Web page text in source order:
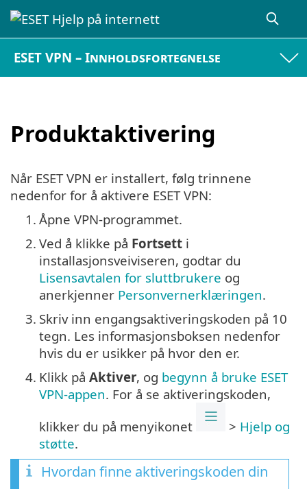
ESET VPN – Innholdsfortegnelse
Produktaktivering
Når ESET VPN er installert, følg trinnene
nedenfor for å aktivere ESET VPN:
1. Åpne VPN-programmet.
2. Ved å klikke på Fortsett i
installasjonsveiviseren, godtar du
Lisensavtalen for sluttbrukere og
anerkjenner Personvernerklæringen.
3. Skriv inn engangsaktiveringskoden på 10
tegn. Les informasjonsboksen nedenfor
hvis du er usikker på hvor den er.
4. Klikk på Aktiver, og begynn å bruke ESET
VPN-appen. For å se aktiveringskoden,
klikker du på menyikonet
> Hjelp og
støtte.
Hvordan finne aktiveringskoden din